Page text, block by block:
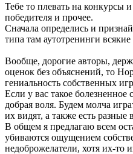
Тебе то плевать на конкурсы
победителя и прочее.
Сначала определись и
типа там аутотренинги
Вообще, дорогие авторы,
оценок без объяснений, то
гениальность собственных
Если у вас такое
добрая воля. Будем молча
их видят, а также есть разные
В общем я предлагаю всем
убиваются ощущением
недоброжелатели, хотя их-то